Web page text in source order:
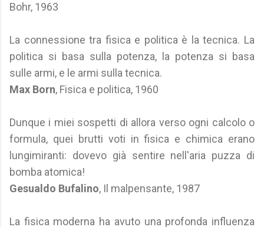
Bohr, 1963
La connessione tra fisica e politica è la tecnica. La
politica si basa sulla potenza, la potenza si basa
sulle armi, e le armi sulla tecnica.
Max Born, Fisica e politica, 1960
Dunque i miei sospetti di allora verso ogni calcolo o
formula, quei brutti voti in fisica e chimica erano
lungimiranti: dovevo già sentire nell'aria puzza di
bomba atomica!
Gesualdo Bufalino, Il malpensante, 1987
La fisica moderna ha avuto una profonda influenza